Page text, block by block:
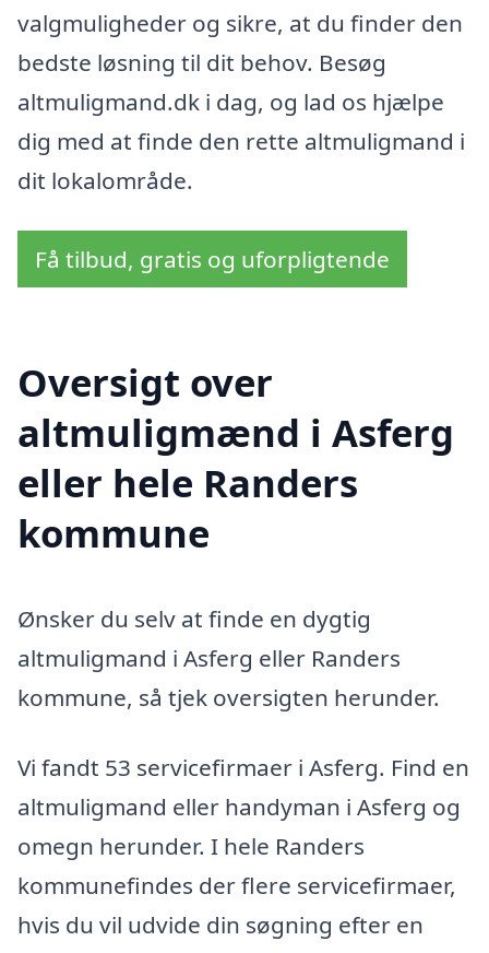
valgmuligheder og sikre, at du finder den
bedste løsning til dit behov. Besøg
altmuligmand.dk i dag, og lad os hjælpe
dig med at finde den rette altmuligmand i
dit lokalområde.
Få tilbud, gratis og uforpligtende
Oversigt over
altmuligmænd i Asferg
eller hele Randers
kommune
Ønsker du selv at finde en dygtig
altmuligmand i Asferg eller Randers
kommune, så tjek oversigten herunder.
Vi fandt 53 servicefirmaer i Asferg. Find en
altmuligmand eller handyman i Asferg og
omegn herunder. I hele Randers
kommunefindes der flere servicefirmaer,
hvis du vil udvide din søgning efter en